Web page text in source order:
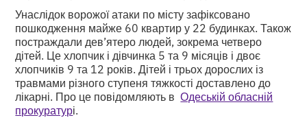
Унаслідок ворожої атаки по місту зафіксовано
пошкодження майже 60 квартир у 22 будинках. Також
постраждали дев’ятеро людей, зокрема четверо
дітей. Це хлопчик і дівчинка 5 та 9 місяців і двоє
хлопчиків 9 та 12 років. Дітей і трьох дорослих із
травмами різного ступеня тяжкості доставлено до
лікарні. Про це повідомляють вОдеській обласній
прокуратурі.